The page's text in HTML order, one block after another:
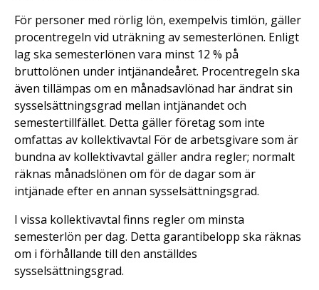
För personer med rörlig lön, exempelvis timlön, gäller
procentregeln vid uträkning av semesterlönen. Enligt
lag ska semesterlönen vara minst 12 % på
bruttolönen under intjänandeåret. Procentregeln ska
även tillämpas om en månadsavlönad har ändrat sin
sysselsättningsgrad mellan intjänandet och
semestertillfället. Detta gäller företag som inte
omfattas av kollektivavtal För de arbetsgivare som är
bundna av kollektivavtal gäller andra regler; normalt
räknas månadslönen om för de dagar som är
intjänade efter en annan sysselsättningsgrad.
I vissa kollektivavtal finns regler om minsta
semesterlön per dag. Detta garantibelopp ska räknas
om i förhållande till den anställdes
sysselsättningsgrad.